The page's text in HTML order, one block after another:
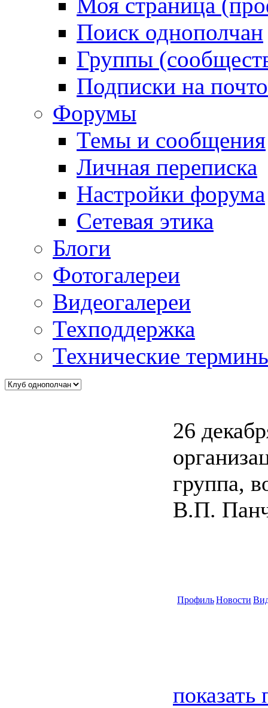
Поиск однополчан
Группы
Подписки на
Форумы
Темы и сообщения
Личная переписка
Настройки форума
Сетевая этика
Блоги
Фотогалереи
Видеогалереи
Техподдержка
Технические
26
группа,
В.П.
ПрофильНовости